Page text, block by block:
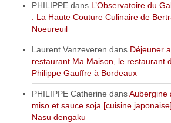
PHILIPPE dans L’Observatoire du
: La Haute Couture Culinaire de
Noeureuil
Laurent Vanzeveren dans Déjeuner
restaurant Ma Maison, le restaurant
Philippe Gauffre à Bordeaux
PHILIPPE Catherine dansAubergine
miso et sauce soja [cuisine
Nasu dengaku